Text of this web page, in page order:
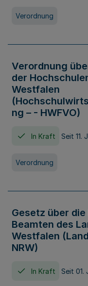
Verordnung
Verordnung
der
Westfalen
ng – - HWFVO)
In Kraft Seit 11.
Verordnung
Gesetz über
Beamten des
Westfalen
NRW)
In Kraft Seit 01.